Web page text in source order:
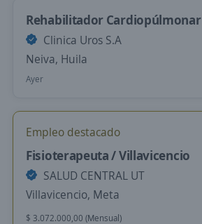
Rehabilitador Cardiopúlmonar
Clinica Uros S.A
Neiva, Huila
Ayer
Empleo destacado
Fisioterapeuta / Villavicencio
SALUD CENTRAL UT
Villavicencio, Meta
$ 3.072.000,00 (Mensual)